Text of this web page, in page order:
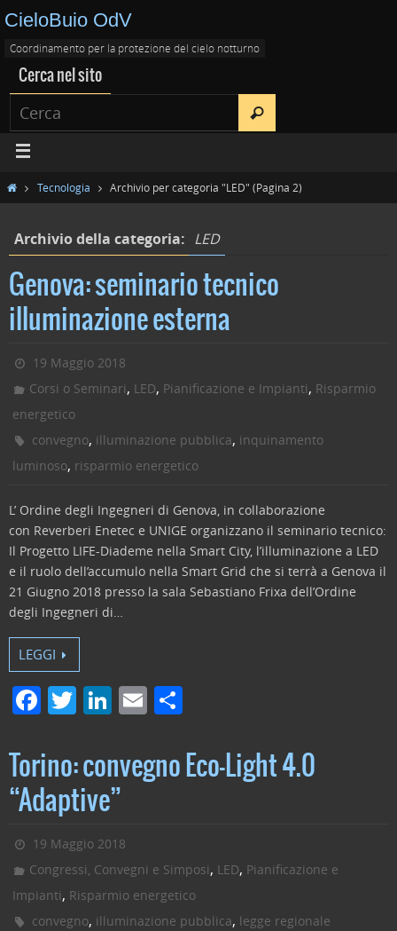
CieloBuio OdV
Coordinamento per la protezione del cielo notturno
Cerca nel sito
Tecnologia Archivio per categoria "LED" (Pagina 2)
Archivio della categoria: LED
Genova: seminario tecnico
illuminazione esterna
19 Maggio 2018
Corsi o Seminari, LED, Pianificazione e Impianti, Risparmio
energetico
convegno, illuminazione pubblica, inquinamento
luminoso, risparmio energetico
L’ Ordine degli Ingegneri di Genova, in collaborazione
con Reverberi Enetec e UNIGE organizzano il seminario tecnico:
Il Progetto LIFE-Diademe nella Smart City, l’illuminazione a LED
e il ruolo dell’accumulo nella Smart Grid che si terrà a Genova il
21 Giugno 2018 presso la sala Sebastiano Frixa dell’Ordine
degli Ingegneri di…
LEGGI
F
c
e
b
o
o
k
T
itt
er
Li
k
e
n
E
ai
l
n
di
Torino: convegno Eco-Light 4.0
“Adaptive”
19 Maggio 2018
Congressi, Convegni e Simposi, LED, Pianificazione e
Impianti, Risparmio energetico
convegno, illuminazione pubblica, legge regionale